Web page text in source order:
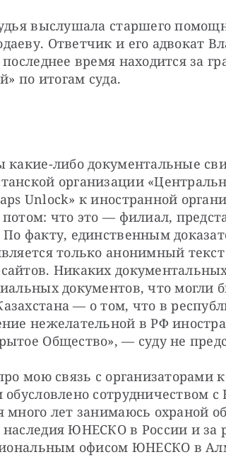
выслушала старшего
Ответчик и его адвокат
время находится за
по итогам суда.
либо документальные
организации
Unlock» к иностранной
что это — филиал,
факту, единственным
только анонимный
Никаких
документов, что могли
— о том, что в
нежелательной в РФ
Общество», — суду не
мою связь с организаторами
сотрудничеством
лет занимаюсь охраной
наследия ЮНЕСКО в России и за
офисом ЮНЕСКО в